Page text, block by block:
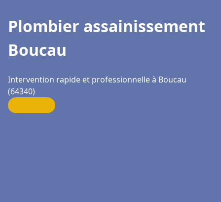
Plombier assainissement
Boucau
Intervention rapide et professionnelle à Boucau
(64340)